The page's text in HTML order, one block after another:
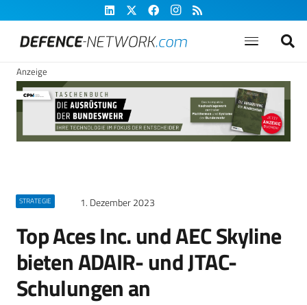
Anzeige
STRATEGIE 1. Dezember 2023
Top Aces Inc. und AEC Skyline
bieten ADAIR- und JTAC-
Schulungen an